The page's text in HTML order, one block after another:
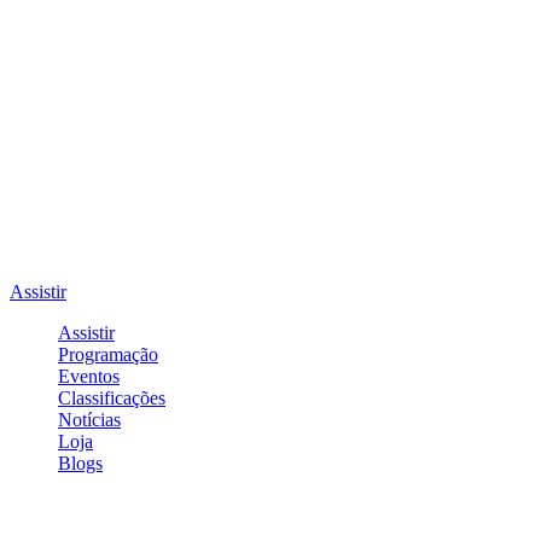
Assistir
Assistir
Programação
Eventos
Classificações
Notícias
Loja
Blogs